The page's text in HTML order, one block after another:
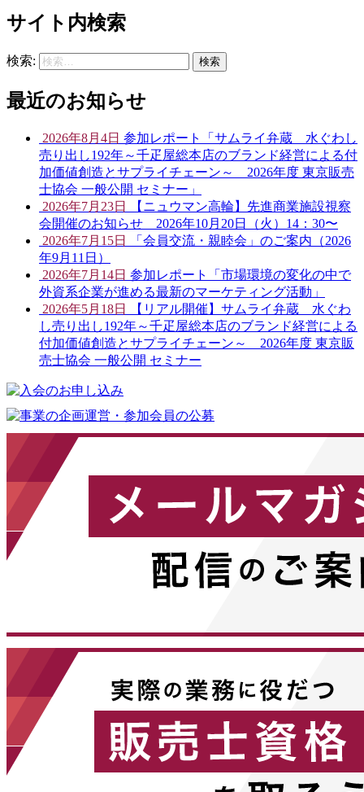
サイト内検索
検索:
最近のお知らせ
2026年8月4日 参加レポート「サムライ弁蔵 水ぐわし
売り出し192年～千疋屋総本店のブランド経営による付
加価値創造とサプライチェーン～ 2026年度 東京販売
士協会 一般公開 セミナー」
2026年7月23日
【ニュウマン高輪】先進商業施設視察
会開催のお知らせ 2026年10月20日（火）14：30〜
2026年7月15日
「会員交流・親睦会」のご案内（2026
年9月11日）
2026年7月14日 参加レポート「市場環境の変化の中で
外資系企業が進める最新のマーケティング活動」
2026年5月18日
【リアル開催】サムライ弁蔵 水ぐわ
し売り出し192年～千疋屋総本店のブランド経営による
付加価値創造とサプライチェーン～ 2026年度 東京販
売士協会 一般公開 セミナー